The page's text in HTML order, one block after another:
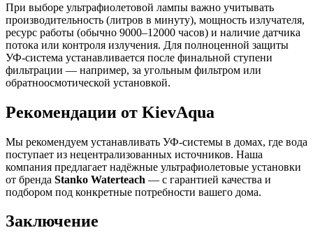
При выборе ультрафиолетовой лампы важно учитывать
производительность (литров в минуту), мощность излучателя,
ресурс работы (обычно 9000–12000 часов) и наличие датчика
потока или контроля излучения. Для полноценной защиты
УФ-система устанавливается после финальной ступени
фильтрации — например, за угольным фильтром или
обратноосмотической установкой.
Рекомендации от KievAqua
Мы рекомендуем устанавливать УФ-системы в домах, где вода
поступает из нецентрализованных источников. Наша
компания предлагает надёжные ультрафиолетовые установки
от бренда Stanko Waterteach — с гарантией качества и
подбором под конкретные потребности вашего дома.
Заключение